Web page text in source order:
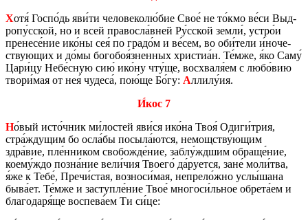
Хотя́ Госпо́дь яви́ти че­ло­ве­ко­лю́бие Свое́ не то́кмо ве́си Выд­
ро­пу́сской, но и всей пра­вос­ла́вней Ру́сской земли́, устро́и
пре­не­се́ние ико́ны сея́ по градо́м и ве́сем, во оби́тели и́но­че­
ству­ю­щих и до́мы бо­го­боя́знен­ных хри­стиа́н. Те́мже, я́ко Саму́
Цари́цу Небе́сную сию́ ико́ну чту́ще, вос­хва­ля́ем с любо́вию
твори́мая от нея́ чу­де­са́, пою́ще Бо́гу: Аллилу́ия.
И́кос 7
Но́вый исто́чник ми́ло­стей яви́ся ико́на Твоя́ Одиги́трия,
стра́жду­щим бо осла́бы по­сы­ла́ются, немо­щству́ющим
здра́вие, пле́нни­ком сво­бож­де́ние, заблу́ждшим об­ра­ще́ние,
коему́ждо позна́ние вели́чия Тво­е­го́ да́ру­ет­ся, зане́ моли́тва,
я́же к Тебе́, Пречи́стая, воз­но­си́мая, непре­ло́жно услы́шана
быва́ет. Те́мже и за­ступ­ле́ние Твое́ мно­го­си́льное об­ре­та́ем и
бла­го­да­ря́ще вос­пе­ва́ем Ти си́це: